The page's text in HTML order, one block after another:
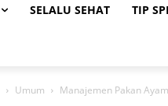
SELALU SEHAT TIP
Umum Manajemen Pakan